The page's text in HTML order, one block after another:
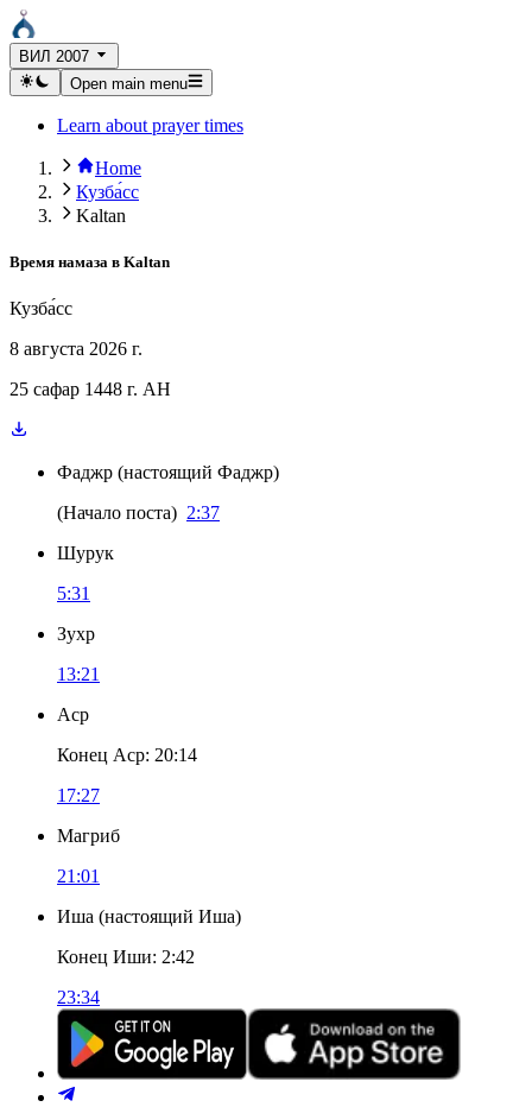
ВИЛ 2007
Open main menu
Learn about prayer times
Home
Кузба́сс
Kaltan
Время намаза в Kaltan
Кузба́сс
8 августа 2026 г.
25 сафар 1448 г. AH
Фаджр (настоящий Фаджр)
(Начало поста) 2:37
Шурук
5:31
Зухр
13:21
Аср
Конец Аср: 20:14
17:27
Магриб
21:01
Иша (настоящий Иша)
Конец Иши: 2:42
23:34